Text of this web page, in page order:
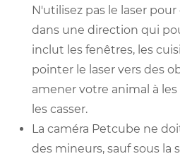
N'utilisez pas le laser
dans une direction qui
inclut les fenêtres, les
pointer le laser vers des
amener votre animal à
les casser.
La caméra Petcube ne
des mineurs, sauf sous la